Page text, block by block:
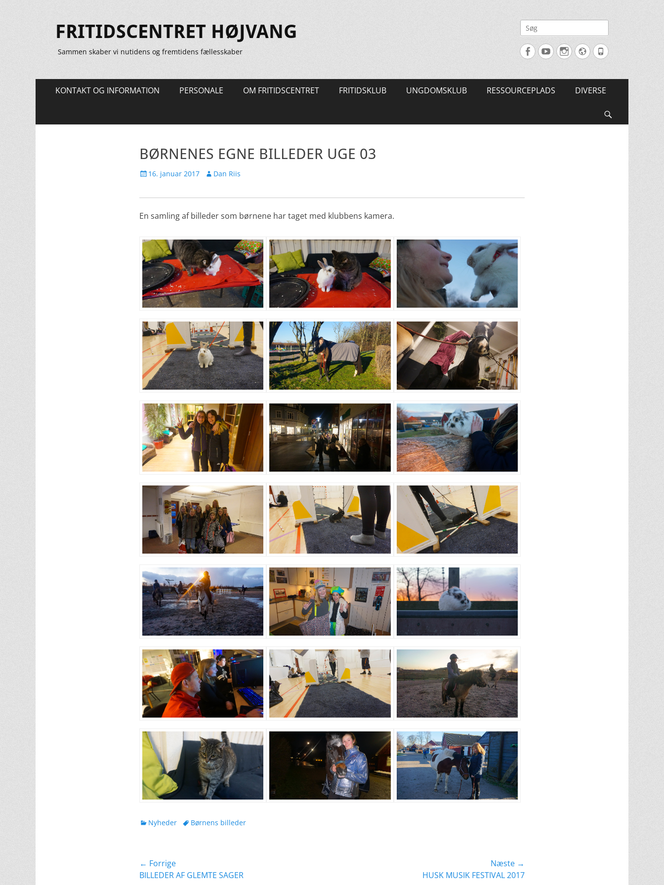
FRITIDSCENTRET HØJVANG
Sammen skaber vi nutidens og fremtidens fællesskaber
Søg
efter:
FacebookYouTubeInstagram
Website
Tlf.
Primær
KONTAKT OG INFORMATION PERSONALE OM FRITIDSCENTRET FRITIDSKLUB UNGDOMSKLUB RESSOURCEPLADS DIVERSE
BØRNENES EGNE BILLEDER UGE 03
Udgivet
16. januar 2017 Forfatter
Dan Riis
En samling af billeder som børnene har taget med klubbens kamera.
kategorier
Nyheder TagsBørnens billeder
Indlægsnavigation
← Forrige
Forrige
BILLEDER AF GLEMTE SAGER
Næste →
HUSK MUSIK FESTIVAL 2017